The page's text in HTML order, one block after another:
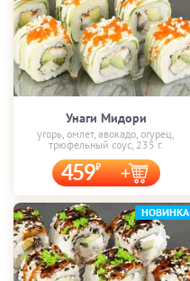
Унаги Мидори
угорь, омлет, авокадо, огурец,
трюфельный соус, 235 г.
459
НОВИНКА